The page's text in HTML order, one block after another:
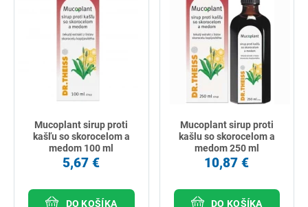
Mucoplant sirup proti
kašľu so skorocelom a
medom 100 ml
5,67 €
DO KOŠÍKA
Mucoplant sirup proti
kašlu so skorocelom a
medom 250 ml
10,87 €
DO KOŠÍKA